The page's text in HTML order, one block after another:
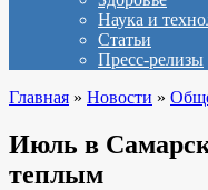
Наука и
Статьи
Пресс-релизы
Главная » Новости »
Июль в
теплым